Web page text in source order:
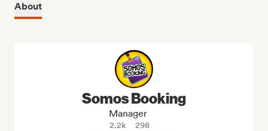
About
Somos Booking
Manager
2.2k
298